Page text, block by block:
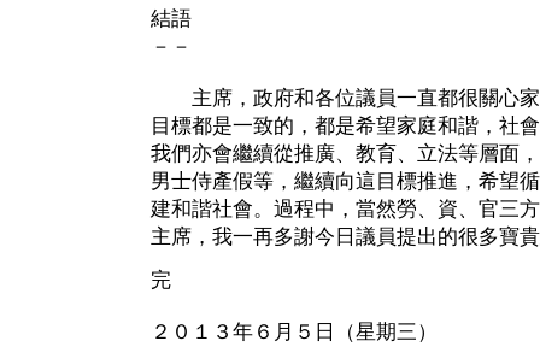
結語
－－
主席，政府和各位議員一直都很關心家
目標都是一致的，都是希望家庭和諧，社
我們亦會繼續從推廣、教育、立法等層面
男士侍產假等，繼續向這目標推進，希望
建和諧社會。過程中，當然勞、資、官三
主席，我一再多謝今日議員提出的很多寶
完
２０１３年６月５日（星期三）